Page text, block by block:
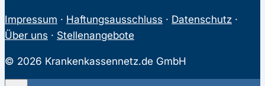
Impressum · Haftungsausschluss · Datenschutz ·
Über uns · Stellenangebote
© 2026 Krankenkassennetz.de GmbH